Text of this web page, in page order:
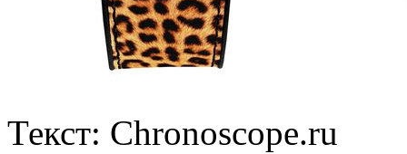
Текст: Chronoscope.ru